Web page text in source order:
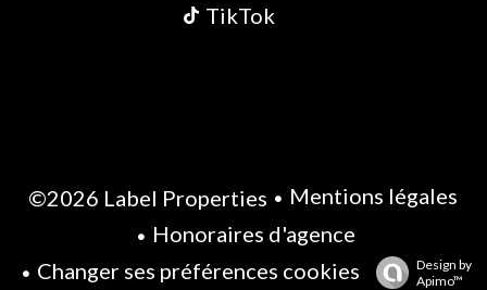
TikTok
©2026 Label Properties
Mentions légales
Honoraires d'agence
Changer ses préférences cookies
Design by
Apimo™